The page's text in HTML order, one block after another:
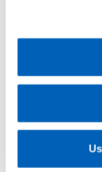
policy.
regarding
Gefran -
Adatti alla